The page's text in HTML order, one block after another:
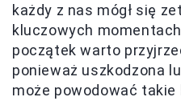
każdy z nas mógł się
kluczowych
początek warto
ponieważ uszkodzona
może powodować takie